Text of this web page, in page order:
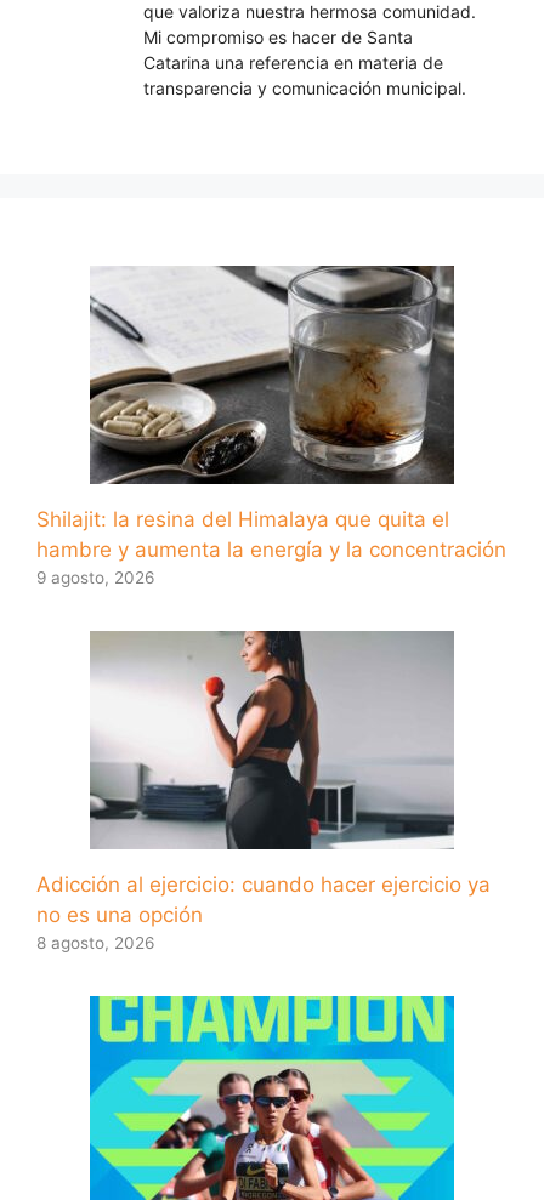
que valoriza nuestra hermosa comunidad.
Mi compromiso es hacer de Santa
Catarina una referencia en materia de
transparencia y comunicación municipal.
Shilajit: la resina del Himalaya que quita el
hambre y aumenta la energía y la concentración
9 agosto, 2026
Adicción al ejercicio: cuando hacer ejercicio ya
no es una opción
8 agosto, 2026